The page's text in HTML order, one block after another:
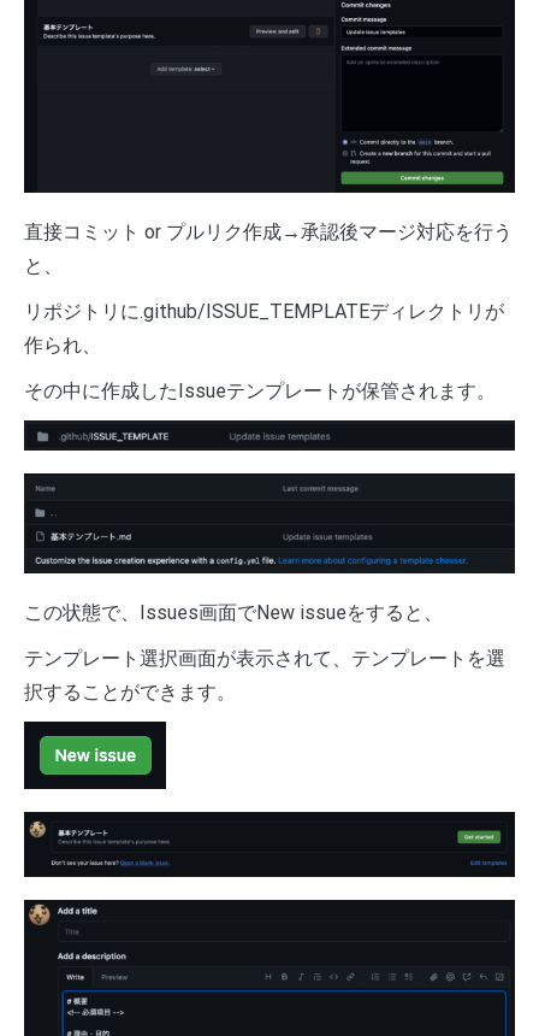
直接コミット or プルリク作成→承認後マージ対応を行う
と、
リポジトリに.github/ISSUE_TEMPLATEディレクトリが
作られ、
その中に作成したIssueテンプレートが保管されます。
この状態で、Issues画面でNew issueをすると、
テンプレート選択画面が表示されて、テンプレートを選
択することができます。